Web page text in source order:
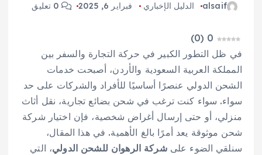
alsaif الدليل الإخباري فبراير 6, 2025
0
(
0
)
في ظل التطور الكبير في حركة التجارة والسفر بين
المملكة العربية السعودية والأردن، أصبحت خدمات
الشحن الدولي عنصرًا أساسيًا للأفراد والشركات على حد
سواء. سواء كنت ترغب في شحن بضائع تجارية، نقل أثاث
منزلي، أو حتى إرسال أغراض شخصية، فإن اختيار شركة
شحن موثوقة يعد أمرًا بالغ الأهمية. في هذا المقال،
سنلقي الضوء علىشركة الرهوان للشحن الدولي، التي